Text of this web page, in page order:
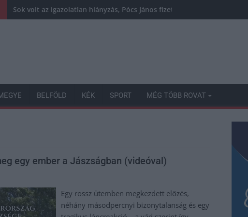
Sok volt az igazolatlan hiányzás, Pócs János fizetéslevonást kapott,
BELFÖLD KÉK SPORT MÉG TÖBB ROVAT
egy ember a Jászságban (videóval)
Egy rossz ütemben megkezdett előzés,
néhány másodpercnyi bizonytalanság és egy